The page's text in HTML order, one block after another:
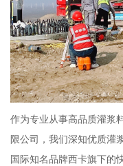
作为专业从事高品质灌浆
限公司，我们深知优质灌
国际知名品牌西卡旗下的